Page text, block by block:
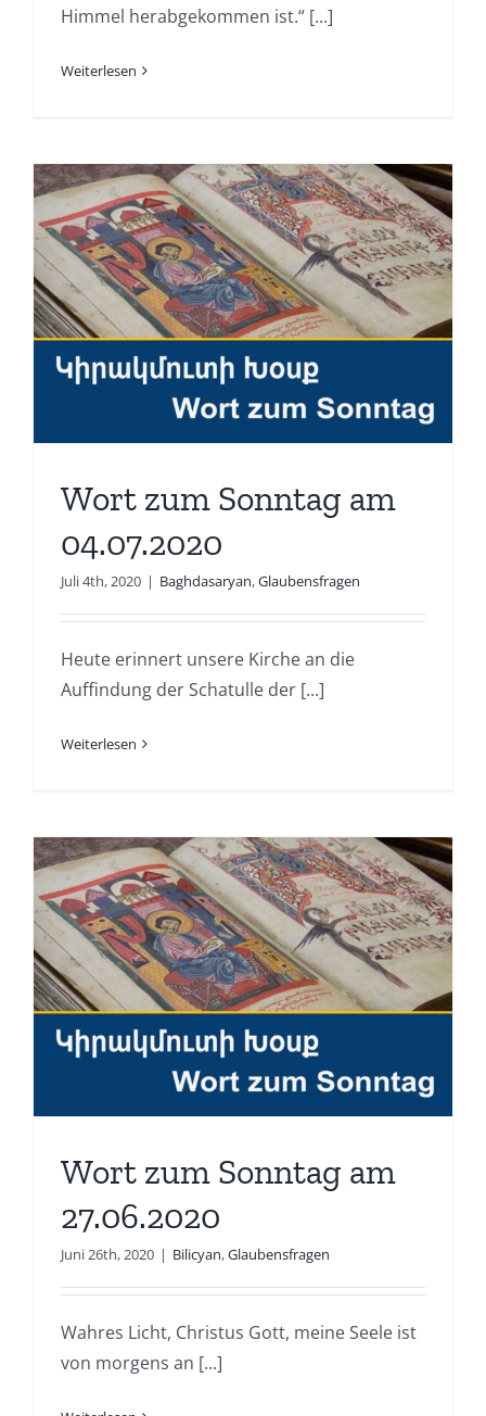
Himmel herabgekommen ist.“ [...]
Weiterlesen
Wort zum Sonntag am
04.07.2020
Juli 4th, 2020 | Baghdasaryan,Glaubensfragen
Heute erinnert unsere Kirche an die
Auffindung der Schatulle der [...]
Weiterlesen
Wort zum Sonntag am
27.06.2020
Juni 26th, 2020 | Bilicyan,Glaubensfragen
Wahres Licht, Christus Gott, meine Seele ist
von morgens an [...]